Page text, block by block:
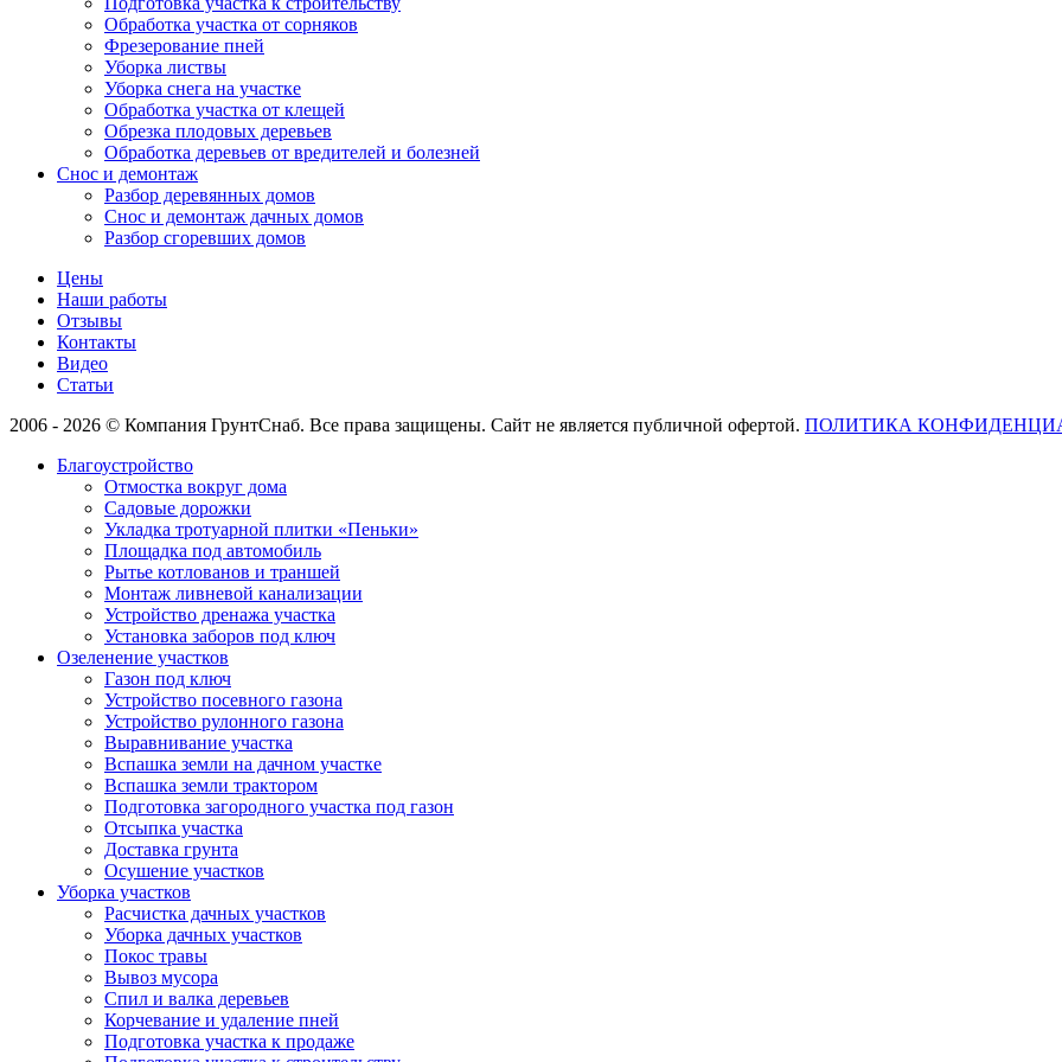
Обработка участка от сорняков
Фрезерование пней
Уборка листвы
Уборка снега на участке
Обработка участка от клещей
Обрезка плодовых деревьев
Обработка деревьев от вредителей и болезней
Снос и демонтаж
Разбор деревянных домов
Снос и демонтаж дачных домов
Разбор сгоревших домов
Цены
Наши работы
Отзывы
Контакты
Видео
Статьи
2006 - 2026 © Компания ГрунтСнаб. Все права защищены. Сайт не является публичной офертой. ПОЛИТИКА
Благоустройство
Отмостка вокруг дома
Садовые дорожки
Укладка тротуарной плитки «Пеньки»
Площадка под автомобиль
Рытье котлованов и траншей
Монтаж ливневой канализации
Устройство дренажа участка
Установка заборов под ключ
Озеленение участков
Газон под ключ
Устройство посевного газона
Устройство рулонного газона
Выравнивание участка
Вспашка земли на дачном участке
Вспашка земли трактором
Подготовка загородного участка под газон
Отсыпка участка
Доставка грунта
Осушение участков
Уборка участков
Расчистка дачных участков
Уборка дачных участков
Покос травы
Вывоз мусора
Спил и валка деревьев
Корчевание и удаление пней
Подготовка участка к продаже